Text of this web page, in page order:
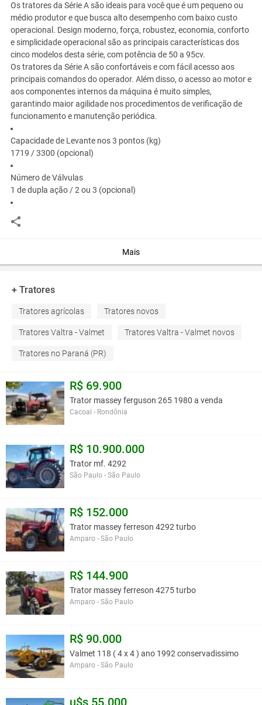
Os tratores da Série A são ideais para você que é um pequeno ou
médio produtor e que busca alto desempenho com baixo custo
operacional. Design moderno, força, robustez, economia, conforto
e simplicidade operacional são as principais características dos
cinco modelos desta série, com potência de 50 a 95cv.
Os tratores da Série A são confortáveis e com fácil acesso aos
principais comandos do operador. Além disso, o acesso ao motor e
aos componentes internos da máquina é muito simples,
garantindo maior agilidade nos procedimentos de verificação de
funcionamento e manutenção periódica.
Capacidade de Levante nos 3 pontos (kg)
1719 / 3300 (opcional)
Número de Válvulas
1 de dupla ação / 2 ou 3 (opcional)
Potência (cv)
66
Torque Máximo @ 1.400 rpm - Nm (mkgf)
224
Transmissão
25,3 / 40 ou 55 (opcional)
Mais
+ Tratores
Tratores agrícolas Tratores novos
Tratores Valtra - Valmet Tratores Valtra - Valmet novos
Tratores no Paraná (PR)
R$ 69.900
Trator massey ferguson 265 1980 a venda
Cacoal - Rondônia
R$ 10.900.000
Trator mf. 4292
São Paulo - São Paulo
R$ 152.000
Trator massey ferreson 4292 turbo
Amparo - São Paulo
R$ 144.900
Trator massey ferreson 4275 turbo
Amparo - São Paulo
R$ 90.000
Valmet 118 ( 4 x 4 ) ano 1992 conservadissimo
Amparo - São Paulo
u$s 55.000